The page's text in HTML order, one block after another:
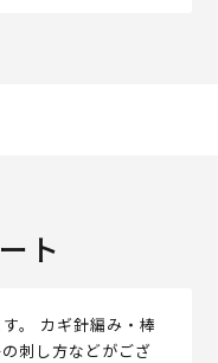
ト
。 カギ針編み・棒
刺し方などがござ